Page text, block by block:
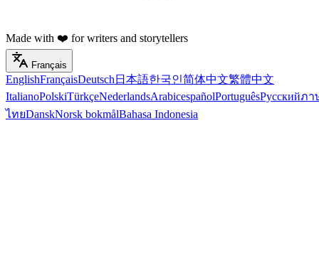
Made with ❤️ for writers and storytellers
Français
EnglishFrançaisDeutsch 日本語한국인简体中文繁體中文
ItalianoPolskiTürkçeNederlandsArabicespañolPortuguêsРусскийภา
ไทยDanskNorsk bokmålBahasa Indonesia